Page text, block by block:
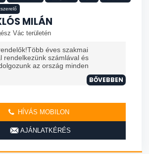
MILÁN
Vác területén
éves szakmai
rendelkezünk számlával és
az ország minden
BŐVEBBEN
HÍVÁS MOBILON
AJÁNLATKÉRÉS